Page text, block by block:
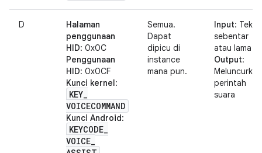
D
Halaman
penggunaan
HID: 0x0C
Penggunaan
HID: 0x0CF
Kunci kernel:
KEY_
VOICECOMMAND
Kunci Android:
KEYCODE_
VOICE_
Semua.
Dapat
dipicu di
instance
mana pun.
Input: Tekan
sebentar
atau lama
Output:
Meluncurkan
perintah
suara